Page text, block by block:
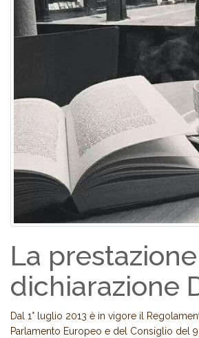
La
dichiarazione
Dal 1° luglio 2013 è in vigore il
Parlamento Europeo e del Consiglio del